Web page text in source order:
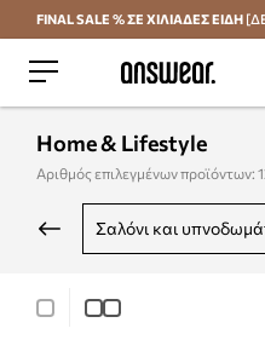
Εξοικονομήστε
FINAL SALE % ΣΕ ΧΙΛΙΑΔΕΣ ΕΙΔΗ
Home & Lifestyle
Αριθμός επιλεγμένων προϊόντων:
σαλόνι και